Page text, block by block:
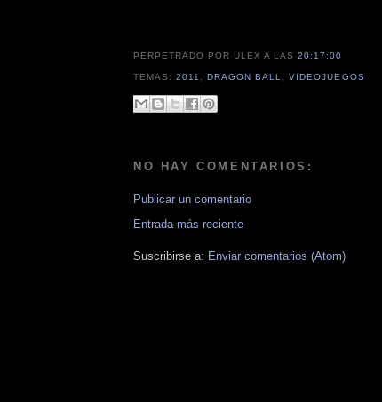
PERPETRADO POR ULEXA LAS20:17:00
TEMAS:2011 ,DRAGON BALL ,VIDEOJUEGOS
NO HAY COMENTARIOS:
Publicar un comentario
Entrada más reciente
Suscribirse a: Enviar comentarios (Atom)